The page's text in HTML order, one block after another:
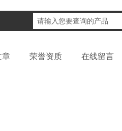
章 荣誉资质 在线留言